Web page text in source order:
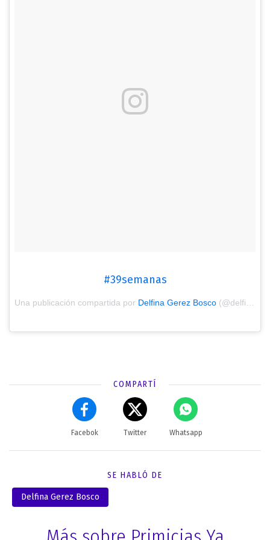
#39semanas
Una publicación compartida por Delfina Gerez Bosco (@delfinagbosco) el
COMPARTÍ
Facebok Twitter Whatsapp
SE HABLÓ DE
Delfina Gerez Bosco